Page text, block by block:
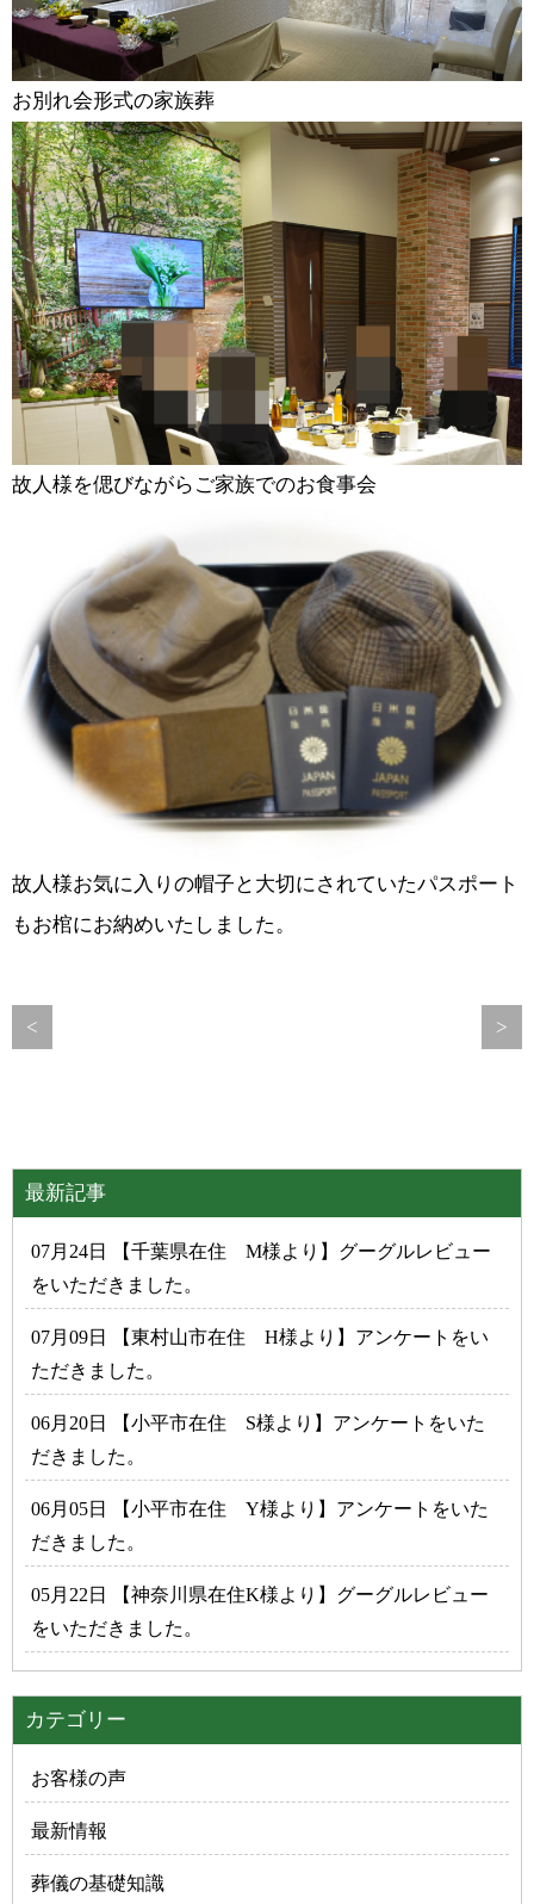
お別れ会形式の家族葬
故人様を偲びながらご家族でのお食事会
故人様お気に入りの帽子と大切にされていたパスポート
もお棺にお納めいたしました。
< >
最新記事
07月24日 【千葉県在住 M様より】グーグルレビュー
をいただきました。
07月09日 【東村山市在住 H様より】アンケートをい
ただきました。
06月20日 【小平市在住 S様より】アンケートをいた
だきました。
06月05日 【小平市在住 Y様より】アンケートをいた
だきました。
05月22日 【神奈川県在住K様より】グーグルレビュー
をいただきました。
カテゴリー
お客様の声
最新情報
葬儀の基礎知識